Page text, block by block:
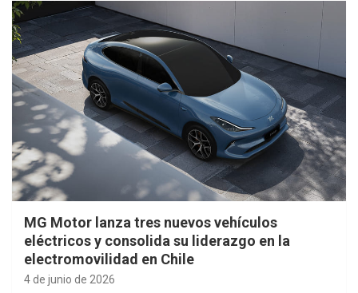
MG Motor lanza tres nuevos vehículos
eléctricos y consolida su liderazgo en la
electromovilidad en Chile
4 de junio de 2026